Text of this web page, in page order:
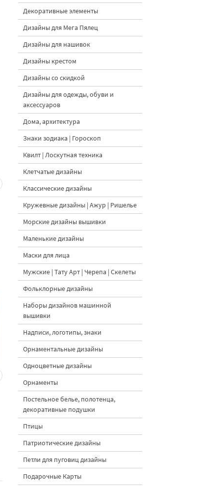
Остролист бордюр
дизайн машинной
вышивки - 5 размеров
5
500 руб.| В корзину
дизайн с
для машинной
350 руб.
Кролик украшает ёлку
морковками дизайн
машинной вышивки - 3
500 руб.| В корзину
Новогодний зайчик
Декоративные элементы
Дизайны для Мега Пялец
Дизайны для нашивок
Дизайны крестом
Дизайны со скидкой
Дизайны для одежды, обуви и
аксессуаров
Дома, архитектура
Знаки зодиака | Гороскоп
Квилт | Лоскутная техника
Клетчатые дизайны
Классические дизайны
Кружевные дизайны | Ажур | Ришелье
Морские дизайны вышивки
Маленькие дизайны
Маски для лица
Мужские | Тату Арт | Черепа | Скелеты
Фольклорные дизайны
Наборы дизайнов машинной
вышивки
Надписи, логотипы, знаки
Орнаментальные дизайны
Одноцветные дизайны
Орнаменты
Постельное белье, полотенца,
декоративные подушки
Птицы
Патриотические дизайны
Петли для пуговиц дизайны
Подарочные Карты